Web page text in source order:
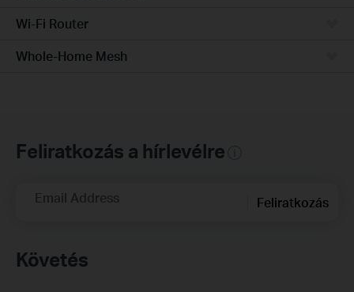
Wi-Fi Router
Whole-Home Mesh
Feliratkozás a hírlevélre
Email Address Feliratkozás
Követés